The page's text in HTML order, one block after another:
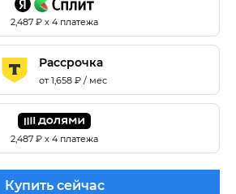
2,487 ₽ х 4 платежа
Рассрочка
от1,658 ₽ / мес
2,487 ₽ х 4 платежа
Купить сейчас